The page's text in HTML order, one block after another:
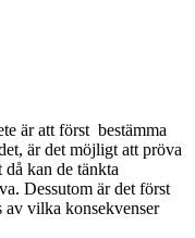
är att först bestämma
är det möjligt att pröva
kan de tänkta
Dessutom är det först
av vilka konsekvenser